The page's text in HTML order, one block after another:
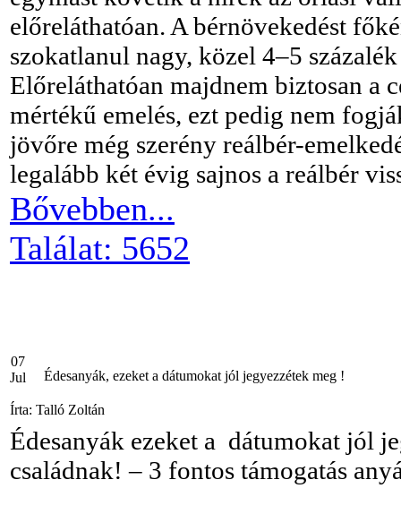
előreláthatóan. A bérnövekedést
szokatlanul nagy, közel 4–5
Előreláthatóan majdnem biztosan a
mértékű emelés, ezt pedig nem
jövőre még szerény reálbér-
legalább két évig sajnos a reálbér
Bővebben...
Találat: 5652
07
Jul
Édesanyák, ezeket a dátumokat jól jegyezzétek meg !
Írta: Talló Zoltán
Édesanyák ezeket a dátumokat jól
családnak! – 3 fontos támogatás